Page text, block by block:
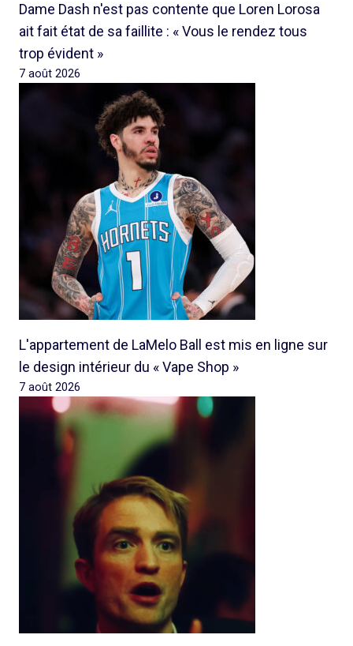
Dame Dash n'est pas contente que Loren Lorosa
ait fait état de sa faillite : « Vous le rendez tous
trop évident »
7 août 2026
L'appartement de LaMelo Ball est mis en ligne sur
le design intérieur du « Vape Shop »
7 août 2026